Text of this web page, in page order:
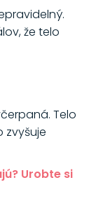
že telo
Telo
zvyšuje
Urobte si